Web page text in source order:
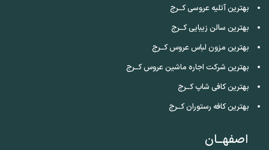
بهترین آتلیه عروسی کــرج
بهترین سالن زیبایی کــرج
بهترین مزون لباس عروس کــرج
بهترین شرکت اجاره ماشین عروس کــرج
بهترین کافی شاپ کــرج
بهترین کافه رستوران کــرج
اصفهــان